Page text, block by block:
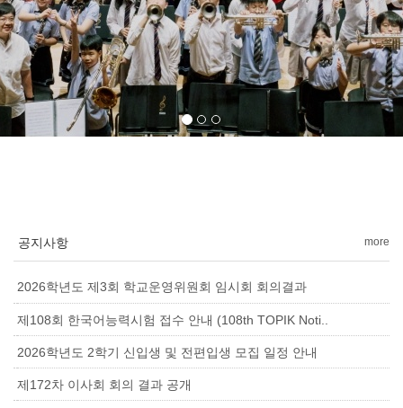
공지사항 more
2026학년도 제3회 학교운영위원회 임시회 회의결과
제108회 한국어능력시험 접수 안내 (108th TOPIK Noti..
2026학년도 2학기 신입생 및 전편입생 모집 일정 안내
제172차 이사회 회의 결과 공개